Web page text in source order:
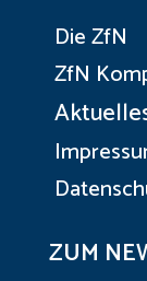
Die ZfN
ZfN
ZUM